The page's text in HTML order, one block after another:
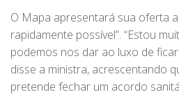
O Mapa apresentará sua oferta
rapidamente possível”. “Estou
podemos nos dar ao luxo de
disse a ministra, acrescentando
pretende fechar um acordo